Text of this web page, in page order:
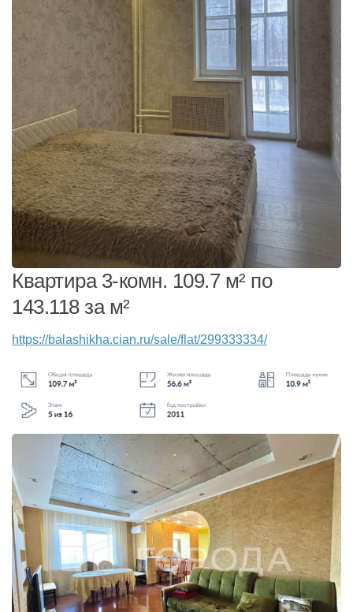
Квартира 3-комн. 109.7 м² по
143.118 за м²
https://balashikha.cian.ru/sale/flat/299333334/